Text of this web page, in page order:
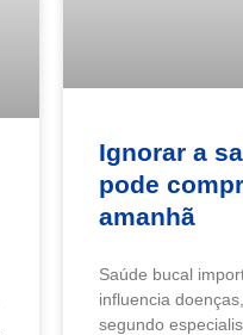
Ignorar a
pode
amanhã
Saúde bucal
influencia
segundo